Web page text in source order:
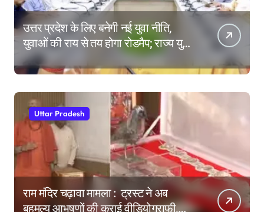
उत्तर प्रदेश के लिए बनेगी नई युवा नीति,
युवाओं की राय से तय होगा रोडमैप; राज्य युवा
आयोग के गठन पर भी मंथन
Uttar Pradesh
राम मंदिर चढ़ावा मामला : ट्रस्ट ने अब
बहुमूल्य आभूषणों की कराई वीडियोग्राफी,